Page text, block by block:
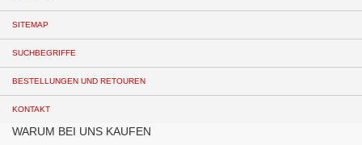
SITEMAP
SUCHBEGRIFFE
BESTELLUNGEN UND RETOUREN
KONTAKT
WARUM BEI UNS KAUFEN